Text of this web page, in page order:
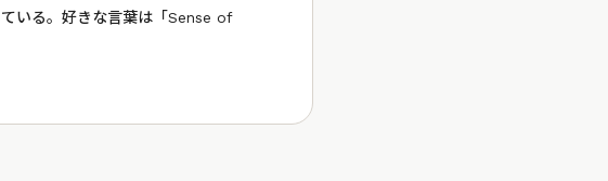
いる。好きな言葉は「Sense of